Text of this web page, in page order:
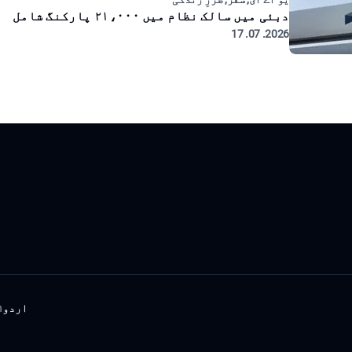
دبئی میں سالک نظام میں ۲۱،۰۰۰ پارکنگ شامل
2026. 07. 17
اردو